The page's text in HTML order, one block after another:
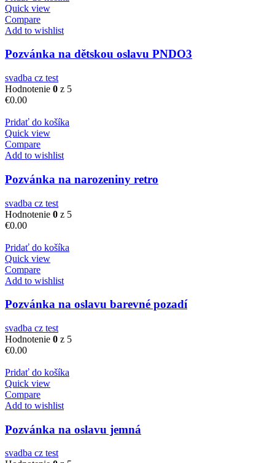
Quick view
Compare
Add to wishlist
Pozvánka na dětskou oslavu PNDO3
svadba cz test
Hodnotenie 0 z 5
€0.00
Pridať do košíka
Quick view
Compare
Add to wishlist
Pozvánka na narozeniny retro
svadba cz test
Hodnotenie 0 z 5
€0.00
Pridať do košíka
Quick view
Compare
Add to wishlist
Pozvánka na oslavu barevné pozadí
svadba cz test
Hodnotenie 0 z 5
€0.00
Pridať do košíka
Quick view
Compare
Add to wishlist
Pozvánka na oslavu jemná
svadba cz test